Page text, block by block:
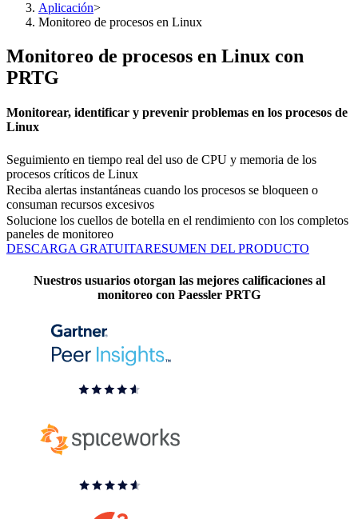
Aplicación>
Monitoreo de procesos en Linux
Monitoreo de procesos en Linux con
PRTG
Monitorear, identificar y prevenir problemas en los procesos de
Linux
Seguimiento en tiempo real del uso de CPU y memoria de los
procesos críticos de Linux
Reciba alertas instantáneas cuando los procesos se bloqueen o
consuman recursos excesivos
Solucione los cuellos de botella en el rendimiento con los completos
paneles de monitoreo
DESCARGA GRATUITARESUMEN DEL PRODUCTO
Nuestros usuarios otorgan las mejores calificaciones al
monitoreo con Paessler PRTG